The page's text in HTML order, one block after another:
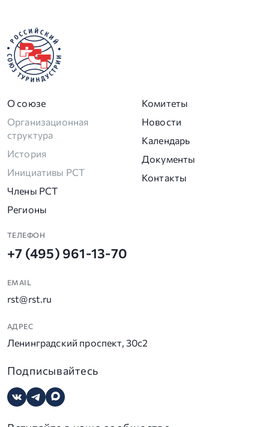
О союзе
Организационная
структура
История
Инициативы РСТ
Члены РСТ
Регионы
Комитеты
Новости
Календарь
Документы
Контакты
ТЕЛЕФОН
+7 (495) 961-13-70
EMAIL
rst@rst.ru
АДРЕС
Ленинградский проспект, 30с2
Подписывайтесь